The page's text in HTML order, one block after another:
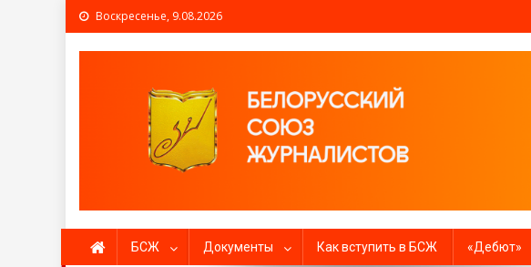
Воскресенье, 9.08.2026
Белорусский союз журналистов
БСЖ Документы Как вступить в БСЖ «Дебют»